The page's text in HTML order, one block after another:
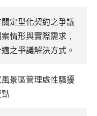
定型化契約之爭議
情形與實際需求，
之爭議解決方式。
景區管理處性騷擾